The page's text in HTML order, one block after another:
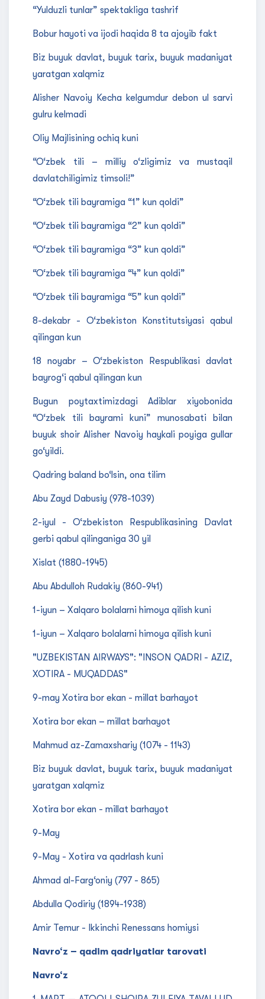
“Yulduzli tunlar” spektakliga tashrif
Bobur hayoti va ijodi haqida 8 ta ajoyib fakt
Biz buyuk davlat, buyuk tarix, buyuk madaniyat
yaratgan xalqmiz
Alisher Navoiy Kecha kelgumdur debon ul sarvi
gulru kelmadi
Oliy Majlisining ochiq kuni
“O‘zbek tili – milliy o‘zligimiz va mustaqil
davlatchiligimiz timsoli!”
“O‘zbek tili bayramiga “1” kun qoldi”
“O‘zbek tili bayramiga “2” kun qoldi”
“O‘zbek tili bayramiga “3” kun qoldi”
“O‘zbek tili bayramiga “4” kun qoldi”
“O‘zbek tili bayramiga “5” kun qoldi”
8-dekabr - O‘zbekiston Konstitutsiyasi qabul
qilingan kun
18 noyabr – O‘zbekiston Respublikasi davlat
bayrog‘i qabul qilingan kun
Bugun poytaxtimizdagi Adiblar xiyobonida
“O‘zbek tili bayrami kuni” munosabati bilan
buyuk shoir Alisher Navoiy haykali poyiga gullar
go‘yildi.
Qadring baland bo‘lsin, ona tilim
Abu Zayd Dabusiy (978-1039)
2-iyul - O‘zbekiston Respublikasining Davlat
gerbi qabul qilinganiga 30 yil
Xislat (1880-1945)
Abu Abdulloh Rudakiy (860-941)
1-iyun – Xalqaro bolalarni himoya qilish kuni
1-iyun – Xalqaro bolalarni himoya qilish kuni
"UZBEKISTAN AIRWAYS": "INSON QADRI - AZIZ,
XOTIRA - MUQADDAS"
9-may Xotira bor ekan - millat barhayot
Xotira bor ekan – millat barhayot
Mahmud az-Zamaxshariy (1074 - 1143)
Biz buyuk davlat, buyuk tarix, buyuk madaniyat
yaratgan xalqmiz
Xotira bor ekan - millat barhayot
9-May
9-May - Xotira va qadrlash kuni
Ahmad al-Farg‘oniy (797 - 865)
Abdulla Qodiriy (1894-1938)
Amir Temur - Ikkinchi Renessans homiysi
Navro‘z – qadim qadriyatlar tarovati
Navro‘z